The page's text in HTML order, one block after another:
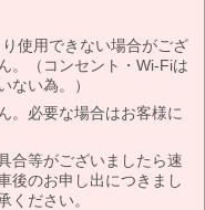
使用できない場合がござ
。（コンセント・Wi-Fiは
ない為。）
。必要な場合はお客様に
合等がございましたら速
後のお申し出につきまし
ください。